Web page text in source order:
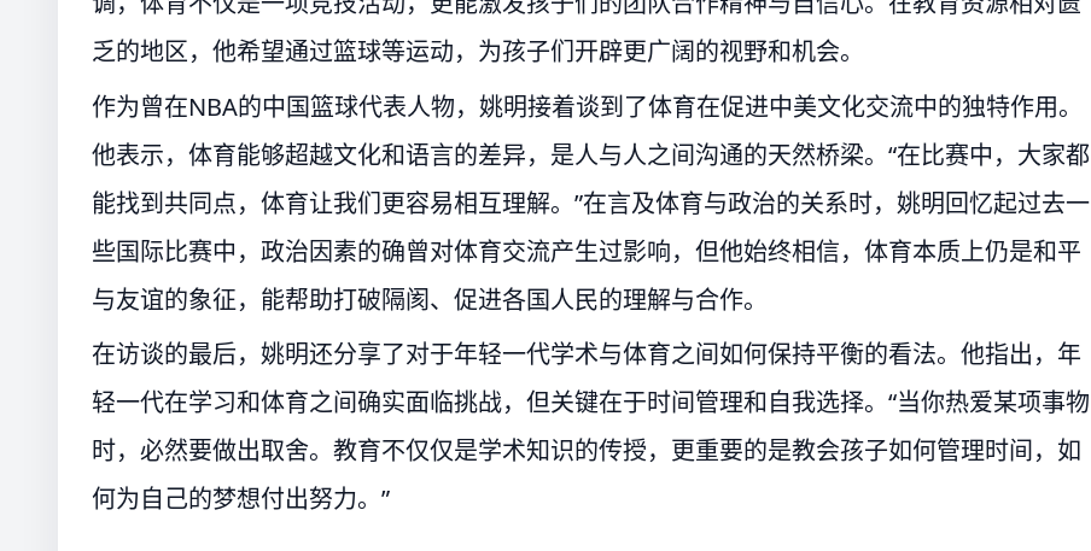
乏的地区，他希望通过篮球等运动，为孩子们开辟更广阔的视野和机会。
作为曾在NBA的中国篮球代表人物，姚明接着谈到了体育在促进中美文化交流中的独特作用。
他表示，体育能够超越文化和语言的差异，是人与人之间沟通的天然桥梁。“在比赛中，大家都
能找到共同点，体育让我们更容易相互理解。”在言及体育与政治的关系时，姚明回忆起过去一
些国际比赛中，政治因素的确曾对体育交流产生过影响，但他始终相信，体育本质上仍是和平
与友谊的象征，能帮助打破隔阂、促进各国人民的理解与合作。
在访谈的最后，姚明还分享了对于年轻一代学术与体育之间如何保持平衡的看法。他指出，年
轻一代在学习和体育之间确实面临挑战，但关键在于时间管理和自我选择。“当你热爱某项事物
时，必然要做出取舍。教育不仅仅是学术知识的传授，更重要的是教会孩子如何管理时间，如
何为自己的梦想付出努力。”